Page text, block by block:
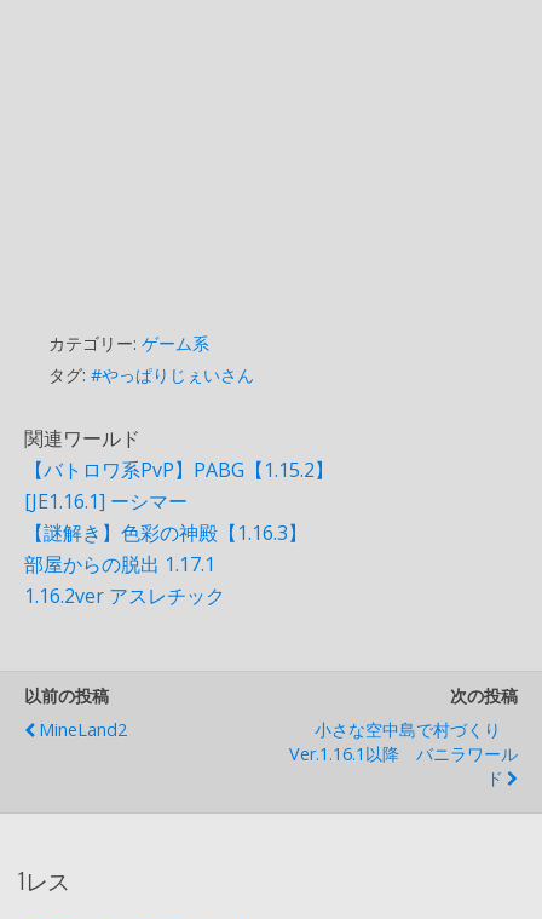
カテゴリー: ゲーム系
タグ: #やっぱりじぇいさん
関連ワールド
【バトロワ系PvP】PABG【1.15.2】
[JE1.16.1] ーシマー
【謎解き】色彩の神殿【1.16.3】
部屋からの脱出 1.17.1
1.16.2ver アスレチック
以前の投稿
MineLand2
次の投稿
小さな空中島で村づくり
Ver.1.16.1以降 バニラワール
ド
1レス